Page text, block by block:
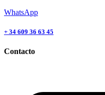
WhatsApp
+ 34 609 36 63 45
Contacto